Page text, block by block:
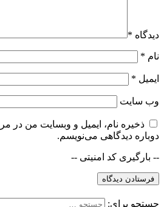
دیدگاه *
نام *
ایمیل *
وب‌ سایت
ذخیره نام، ایمیل و وبسایت من در
دوباره دیدگاهی می‌نویسم.
-- بارگیری کد امنیتی --
جستجو برای: